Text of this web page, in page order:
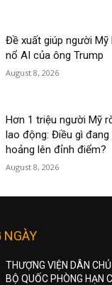
Đề xuất giúp người Mỹ
nổ AI của ông Trump
August 8, 2026
Hơn 1 triệu người Mỹ
lao động: Điều gì
hoảng lên đỉnh điểm?
August 8, 2026
NGÀY
THƯỢNG VIỆN DÂN
BỘ QUỐC PHÒNG HẠN